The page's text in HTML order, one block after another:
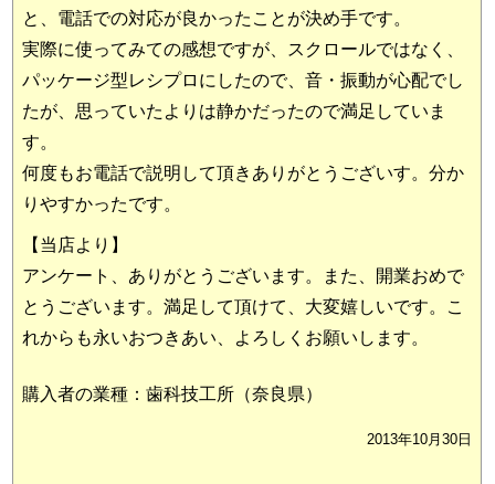
と、電話での対応が良かったことが決め手です。
実際に使ってみての感想ですが、スクロールではなく、
パッケージ型レシプロにしたので、音・振動が心配でし
たが、思っていたよりは静かだったので満足していま
す。
何度もお電話で説明して頂きありがとうございす。分か
りやすかったです。
【当店より】
アンケート、ありがとうございます。また、開業おめで
とうございます。満足して頂けて、大変嬉しいです。こ
れからも永いおつきあい、よろしくお願いします。
購入者の業種：歯科技工所（奈良県）
2013年10月30日